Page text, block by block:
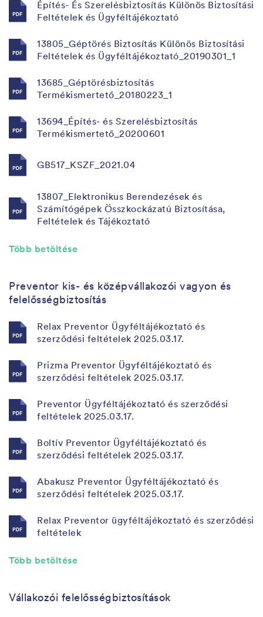
Építés- És Szerelésbiztosítás Különös Biztosítási
Feltételek és Ügyféltájékoztató
13805_Géptörés Biztosítás Különös Biztosítási
Feltételek és Ügyféltájékoztató_20190301_1
13685_Géptörésbiztosítás
Termékismertető_20180223_1
13694_Építés- és Szerelésbiztosítás
Termékismertető_20200601
GB517_KSZF_2021.04
13807_Elektronikus Berendezések és
Számítógépek Összkockázatú Biztosítása,
Feltételek és Tájékoztató
Több betöltése
Preventor kis- és középvállakozói vagyon és
felelősségbiztosítás
Relax Preventor Ügyféltájékoztató és
szerződési feltételek 2025.03.17.
Prizma Preventor Ügyféltájékoztató és
szerződési feltételek 2025.03.17.
Preventor Ügyféltájékoztató és szerződési
feltételek 2025.03.17.
Boltív Preventor Ügyféltájékoztató és
szerződési feltételek 2025.03.17.
Abakusz Preventor Ügyféltájékoztató és
szerződési feltételek 2025.03.17.
Relax Preventor ügyféltájékoztató és szerződési
feltételek
Több betöltése
Vállakozói felelősségbiztosítások